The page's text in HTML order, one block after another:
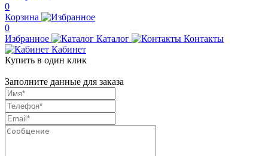
0
Корзина
0
Избранное
Каталог
Контакты
Кабинет
Купить в один клик
Заполните данные для заказа